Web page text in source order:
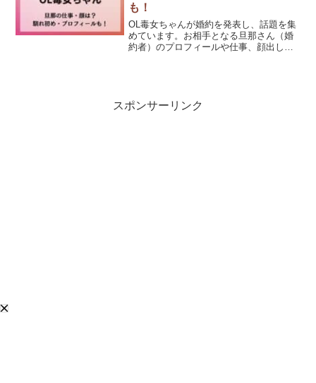
も！
OL毒女ちゃんが婚約を発表し、話題を集
めています。お相手となる旦那さん（婚
約者）のプロフィールや仕事、顔出しの
スポンサーリンク